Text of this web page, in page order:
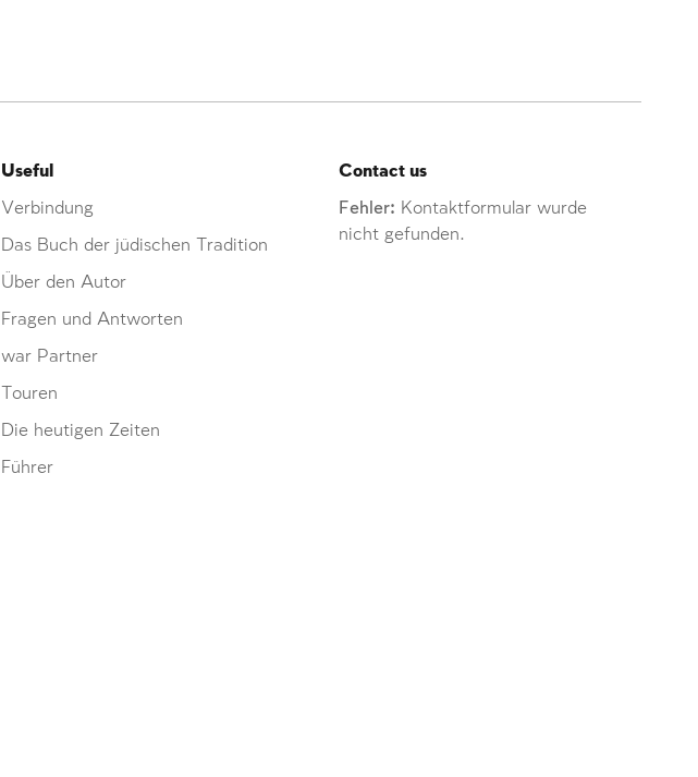
Contact us
Fehler: Kontaktformular wurde
nicht gefunden.
Useful
Verbindung
Das Buch der jüdischen Tradition
Über den Autor
Fragen und Antworten
war Partner
Touren
Die heutigen Zeiten
Führer